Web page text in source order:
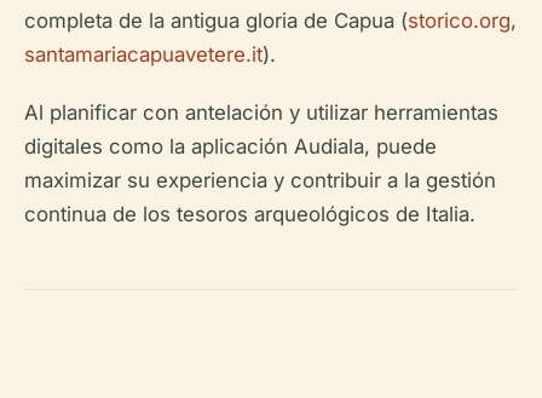
completa de la antigua gloria de Capua (storico.org,
santamariacapuavetere.it).
Al planificar con antelación y utilizar herramientas
digitales como la aplicación Audiala, puede
maximizar su experiencia y contribuir a la gestión
continua de los tesoros arqueológicos de Italia.